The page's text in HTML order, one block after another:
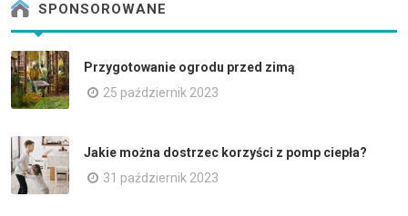
SPONSOROWANE
Przygotowanie ogrodu przed zimą
25 październik 2023
Jakie można dostrzec korzyści z pomp ciepła?
31 październik 2023